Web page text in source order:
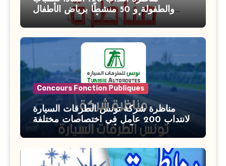
والطفولة و 50 منشطًا برياض الأطفال
بوزارة الأسرة والمرأة والطفولة وكبار
السن آخر أجل للتسجيل : 27 جويلية 2026
Concours Fonction Publiques
مناظرة شركة تونس الطرقات السيارة
لانتداب 200 عامل في اختصاصات مختلفة
آخر أجل : 21 جويلية 2026